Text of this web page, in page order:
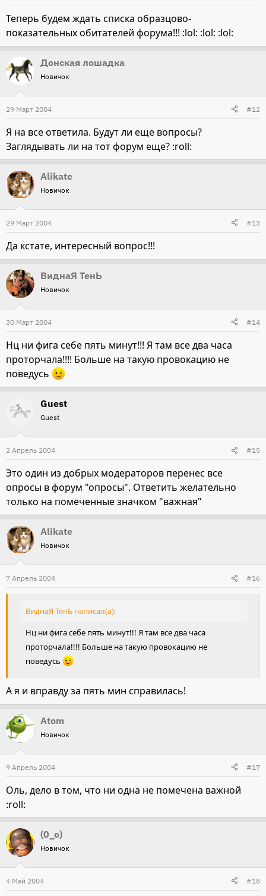
Теперь будем ждать списка образцово-
показательных обитателей форума!!! :lol: :lol: :lol:
Донская лошадка
Новичок
29 Март 2004 #12
Я на все ответила. Будут ли еще вопросы?
Заглядывать ли на тот форум еще? :roll:
Alikate
Новичок
29 Март 2004 #13
Да кстате, интересный вопрос!!!
ВиднаЯ ТенЬ
Новичок
30 Март 2004 #14
Нц ни фига себе пять минут!!! Я там все два часа
проторчала!!!! Больше на такую провокацию не
поведусь
Guest
Guest
2 Апрель 2004 #15
Это один из добрых модераторов перенес все
опросы в форум "опросы". Ответить желательно
только на помеченные значком "важная"
Alikate
Новичок
7 Апрель 2004 #16
ВиднаЯ ТенЬ написал(а):
Нц ни фига себе пять минут!!! Я там все два часа
проторчала!!!! Больше на такую провокацию не
поведусь
А я и вправду за пять мин справилась!
Atom
Новичок
9 Апрель 2004 #17
Оль, дело в том, что ни одна не помечена важной
:roll:
(0_o)
Новичок
4 Май 2004 #18